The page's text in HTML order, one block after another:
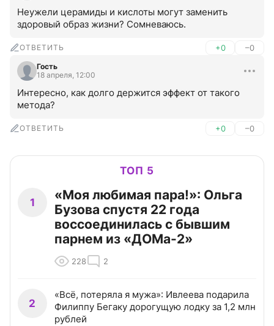
Неужели церамиды и кислоты могут заменить
здоровый образ жизни? Сомневаюсь.
ОТВЕТИТЬ +0 –0
Гость
18 апреля, 12:00
Интересно, как долго держится эффект от такого
метода?
ОТВЕТИТЬ +0 –0
ТОП 5
1
«Моя любимая пара!»: Ольга
Бузова спустя 22 года
воссоединилась с бывшим
парнем из «ДОМа-2»
228 2
2
«Всё, потеряла я мужа»: Ивлеева подарила
Филиппу Бегаку дорогущую лодку за 1,2 млн
рублей